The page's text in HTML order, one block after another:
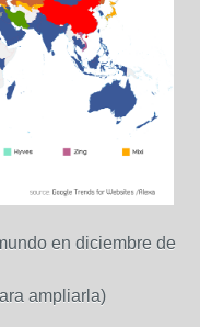
en diciembre de
ampliarla)